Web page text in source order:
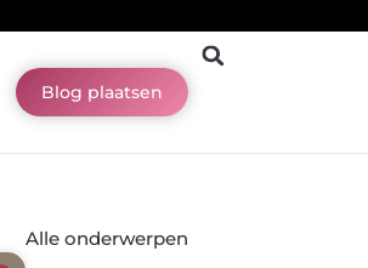
Blog plaatsen
Alle onderwerpen